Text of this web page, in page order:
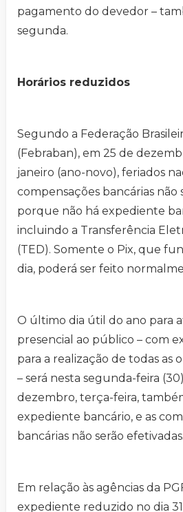
pagamento do devedor –
segunda.
Horários reduzidos
Segundo a Federação
(Febraban), em 25 de
janeiro (ano-novo), feriados
compensações bancárias não
porque não há expediente
incluindo a Transferência
(TED). Somente o Pix, que
dia, poderá ser feito
O último dia útil do ano para
presencial ao público – com
para a realização de todas as
– será nesta segunda-feira
dezembro, terça-feira,
expediente bancário, e as
bancárias não serão efetivadas.
Em relação às agências da
expediente reduzido no dia